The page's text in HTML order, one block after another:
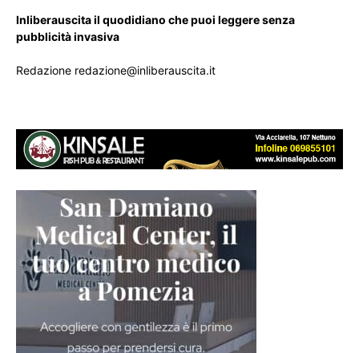
Inliberauscita il quodidiano che puoi leggere senza
pubblicità invasiva
Redazione redazione@inliberauscita.it